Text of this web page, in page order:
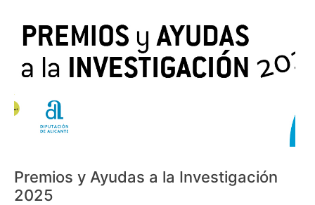
Premios y Ayudas a la Investigación
2025